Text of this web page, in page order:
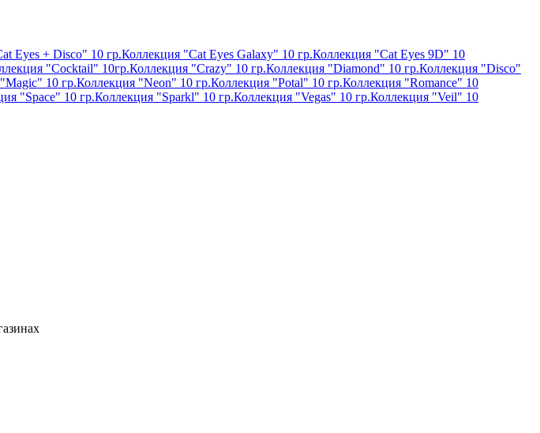
Eyes + Disco" 10 гр.Коллекция "Cat Eyes Galaxy" 10 гр.Коллекция "Cat Eyes 9D" 10
"Cocktail" 10гр.Коллекция "Crazy" 10 гр.Коллекция "Diamond" 10 гр.Коллекция "Disco"
10 гр.Коллекция "Neon" 10 гр.Коллекция "Potal" 10 гр.Коллекция "Romance" 10
"Space" 10 гр.Коллекция "Sparkl" 10 гр.Коллекция "Vegas" 10 гр.Коллекция "Veil" 10